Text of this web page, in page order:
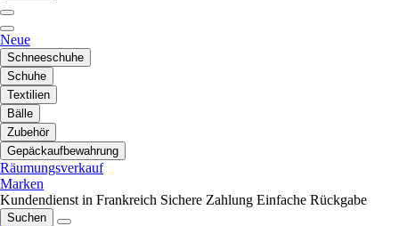
Neue
Schneeschuhe
Schuhe
Textilien
Bälle
Zubehör
Gepäckaufbewahrung
Räumungsverkauf
Marken
Kundendienst in Frankreich Sichere Zahlung Einfache Rückgabe
Suchen